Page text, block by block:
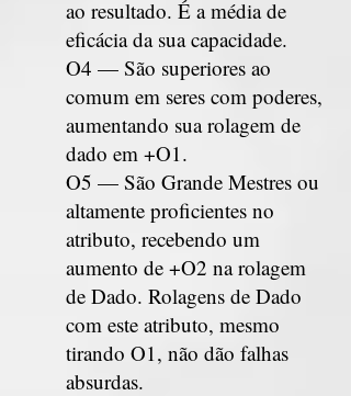
ao resultado. É a média de
eficácia da sua capacidade.
O4 — São superiores ao
comum em seres com poderes,
aumentando sua rolagem de
dado em +O1.
O5 — São Grande Mestres ou
altamente proficientes no
atributo, recebendo um
aumento de +O2 na rolagem
de Dado. Rolagens de Dado
com este atributo, mesmo
tirando O1, não dão falhas
absurdas.